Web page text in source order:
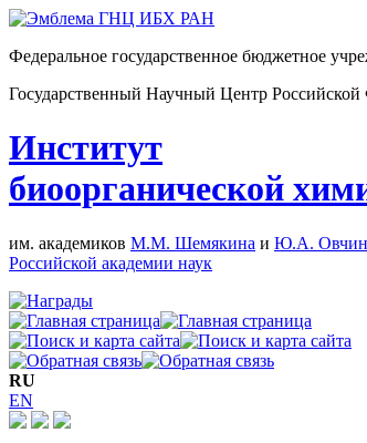
Федеральное государственное бюджетное
Государственный Научный Центр Российской
Институт
биоорганической
им. академиков М.М. Шемякина и Ю.А.
Российской академии наук
RU
EN